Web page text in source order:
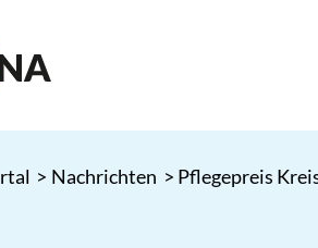
> Nachrichten > Pflegepreis